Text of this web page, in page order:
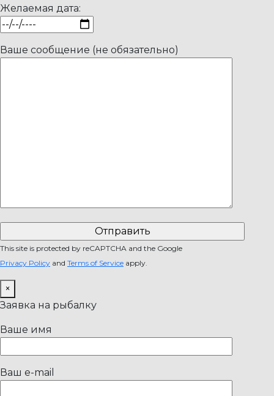
Желаемая дата:
Ваше сообщение (не обязательно)
This site is protected by reCAPTCHA and the Google
Privacy Policy and Terms of Service apply.
×
Заявка на рыбалку
Ваше имя
Ваш e-mail